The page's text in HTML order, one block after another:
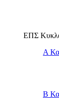
ΕΠΣ
Α
Β